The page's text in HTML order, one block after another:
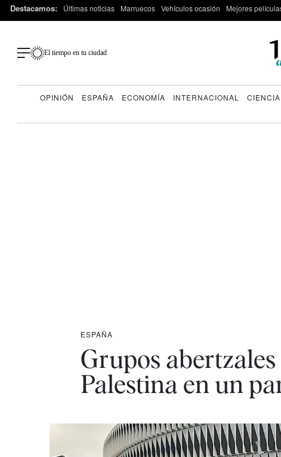
Destacamos: Últimas noticias Marruecos Vehículos ocasión Mejores
El tiempo en tu ciudad
OPINIÓN ESPAÑA ECONOMÍA INTERNACIONAL CIENCIA
ESPAÑA
Grupos
Palestina en un